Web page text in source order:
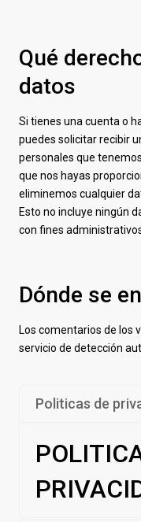
Qué
datos
Si tienes una cuenta o
puedes solicitar recibir
personales que
que nos hayas
eliminemos cualquier
Esto no incluye ningún
con fines
Dónde se
Los comentarios de los
servicio de detección
Politicas de